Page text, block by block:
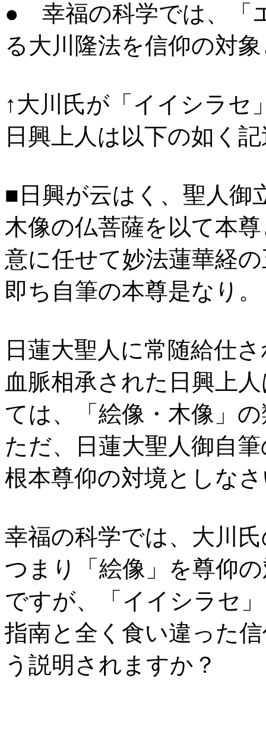
● 幸福の科学では、「
る大川隆法を信仰の対
↑大川氏が「イイシラセ
日興上人は以下の如く
■日興が云はく、聖人御
木像の仏菩薩を以て本
意に任せて妙法蓮華経
即ち自筆の本尊是なり
日蓮大聖人に常随給仕
血脈相承された日興上
ては、「絵像・木像」
ただ、日蓮大聖人御自
根本尊仰の対境としな
幸福の科学では、大川
つまり「絵像」を尊仰
ですが、「イイシラセ
指南と全く食い違った
う説明されますか？